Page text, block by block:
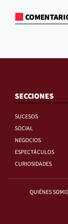
SECCIONES
SUCESOS
SOCIAL
NEGOCIOS
ESPECTÁCULOS
CURIOSIDADES
QUIÉNES